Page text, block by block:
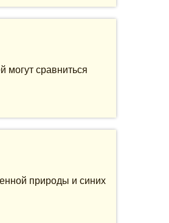
могут сравниться
природы и синих